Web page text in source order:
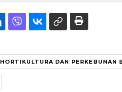
HORTIKULTURA DAN PERKEBUNAN